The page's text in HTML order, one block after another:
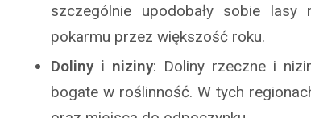
szczególnie upodobały sobie
pokarmu przez większość roku.
Doliny i niziny: Doliny rzeczne i
bogate w roślinność. W tych